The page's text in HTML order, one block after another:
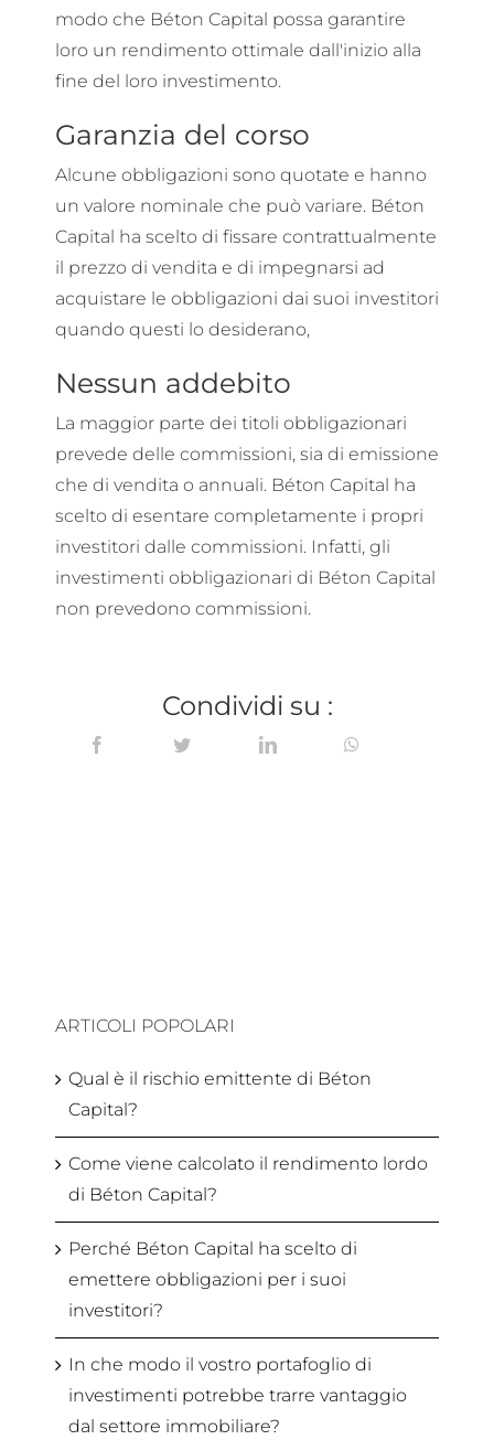
modo che Béton Capital possa garantire
loro un rendimento ottimale dall'inizio alla
fine del loro investimento.
Garanzia del corso
Alcune obbligazioni sono quotate e hanno
un valore nominale che può variare. Béton
Capital ha scelto di fissare contrattualmente
il prezzo di vendita e di impegnarsi ad
acquistare le obbligazioni dai suoi investitori
quando questi lo desiderano,
Nessun addebito
La maggior parte dei titoli obbligazionari
prevede delle commissioni, sia di emissione
che di vendita o annuali. Béton Capital ha
scelto di esentare completamente i propri
investitori dalle commissioni. Infatti, gli
investimenti obbligazionari di Béton Capital
non prevedono commissioni.
Condividi su :
ARTICOLI POPOLARI
Qual è il rischio emittente di Béton
Capital?
Come viene calcolato il rendimento lordo
di Béton Capital?
Perché Béton Capital ha scelto di
emettere obbligazioni per i suoi
investitori?
In che modo il vostro portafoglio di
investimenti potrebbe trarre vantaggio
dal settore immobiliare?